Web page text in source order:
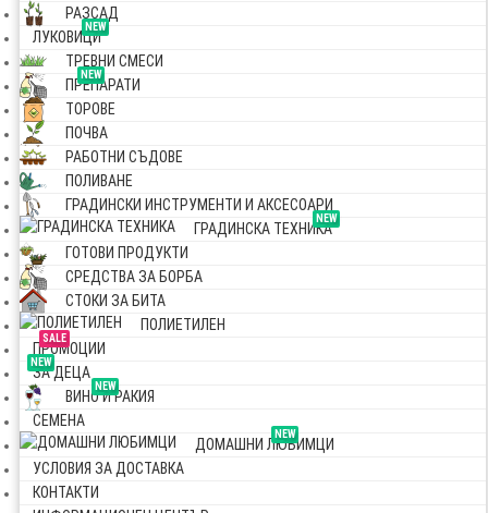
РАЗСАД
NEW
ЛУКОВИЦИ
ТРЕВНИ СМЕСИ
NEW
ПРЕПАРАТИ
ТОРОВЕ
ПОЧВА
РАБОТНИ СЪДОВЕ
ПОЛИВАНЕ
ГРАДИНСКИ ИНСТРУМЕНТИ И АКСЕСОАРИ
NEW
ГРАДИНСКА ТЕХНИКА
ГОТОВИ ПРОДУКТИ
СРЕДСТВА ЗА БОРБА
СТОКИ ЗА БИТА
ПОЛИЕТИЛЕН
SALE
ПРОМОЦИИ
NEW
ЗА ДЕЦА
NEW
ВИНО И РАКИЯ
СЕМЕНА
NEW
ДОМАШНИ ЛЮБИМЦИ
УСЛОВИЯ ЗА ДОСТАВКА
КОНТАКТИ